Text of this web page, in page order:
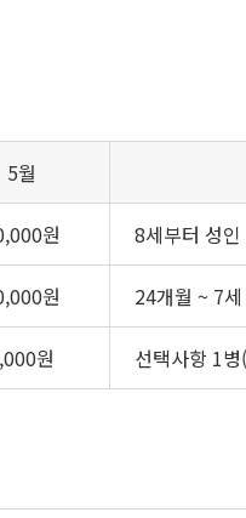
5월
원 8세부터 성
원 24개월 ~ 7
원 선택사항 1